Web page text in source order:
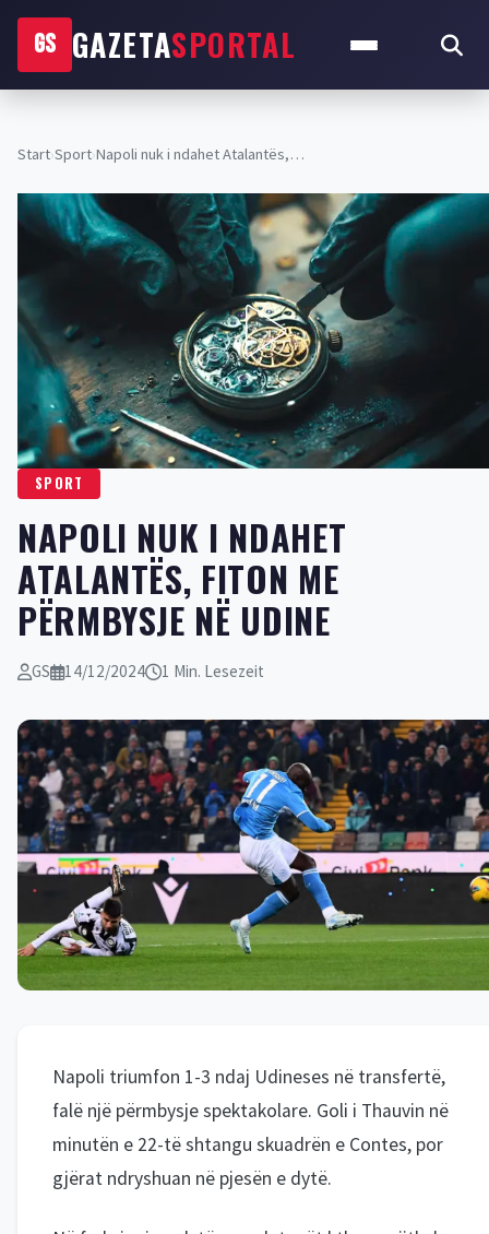
GS GAZETASPORTAL
Start›Sport›Napoli nuk i ndahet Atalantës,…
SPORT
NAPOLI NUK I NDAHET
ATALANTËS, FITON ME
PËRMBYSJE NË UDINE
GS 14/12/2024 1 Min. Lesezeit
Napoli triumfon 1-3 ndaj Udineses në transfertë,
falë një përmbysje spektakolare. Goli i Thauvin në
minutën e 22-të shtangu skuadrën e Contes, por
gjërat ndryshuan në pjesën e dytë.